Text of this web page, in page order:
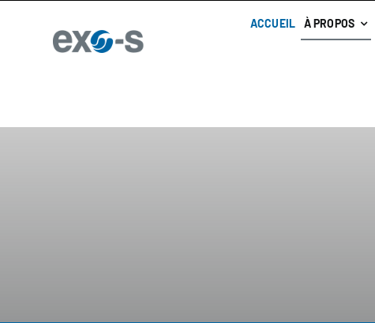
ACCUEIL À PROPOS